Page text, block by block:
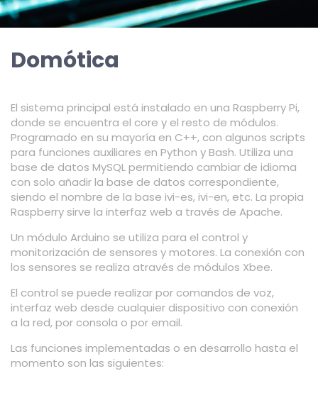
Domótica
El sistema principal está instalado en una Raspberry Pi,
donde se encuentra el core y el resto de módulos.
Programado en su mayoría en C++, con algunos scripts
para funciones auxiliares en Python y Bash. Utiliza una
base de datos MySQL permitiendo cambiar de idioma
con solo añadir la base de datos correspondiente,
siendo el nombre de la base ivi-es, ivi-en, etc. La propia
Raspberry sirve la interfaz web a través de Apache.
Un módulo Arduino se utiliza para el control y
monitorización de sensores y motores. La conexión con
los sensores se realiza através de módulos Xbee.
El control se puede realizar por comandos de voz,
interfaz web desde cualquier dispositivo con conexión
a la red, por consola o por email.
Las funciones implementadas o en desarrollo hasta el
momento son las siguientes: